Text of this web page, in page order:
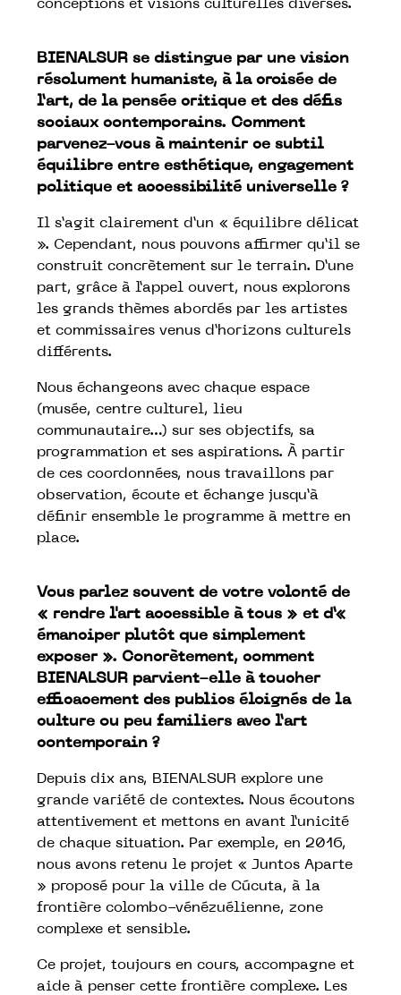
conceptions et visions culturelles diverses.
BIENALSUR se distingue par une vision
résolument humaniste, à la croisée de
l’art, de la pensée critique et des défis
sociaux contemporains. Comment
parvenez-vous à maintenir ce subtil
équilibre entre esthétique, engagement
politique et accessibilité universelle ?
Il s’agit clairement d’un « équilibre délicat
». Cependant, nous pouvons affirmer qu’il se
construit concrètement sur le terrain. D’une
part, grâce à l’appel ouvert, nous explorons
les grands thèmes abordés par les artistes
et commissaires venus d’horizons culturels
différents.
Nous échangeons avec chaque espace
(musée, centre culturel, lieu
communautaire…) sur ses objectifs, sa
programmation et ses aspirations. À partir
de ces coordonnées, nous travaillons par
observation, écoute et échange jusqu’à
définir ensemble le programme à mettre en
place.
Vous parlez souvent de votre volonté de
« rendre l'art accessible à tous » et d’«
émanciper plutôt que simplement
exposer ». Concrètement, comment
BIENALSUR parvient-elle à toucher
efficacement des publics éloignés de la
culture ou peu familiers avec l’art
contemporain ?
Depuis dix ans, BIENALSUR explore une
grande variété de contextes. Nous écoutons
attentivement et mettons en avant l’unicité
de chaque situation. Par exemple, en 2016,
nous avons retenu le projet « Juntos Aparte
» proposé pour la ville de Cúcuta, à la
frontière colombo-vénézuélienne, zone
complexe et sensible.
Ce projet, toujours en cours, accompagne et
aide à penser cette frontière complexe. Les